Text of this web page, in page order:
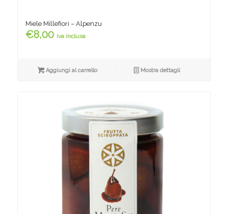
Miele Millefiori – Alpenzu
€8,00 iva inclusa
Aggiungi al carrello Mostra dettagli